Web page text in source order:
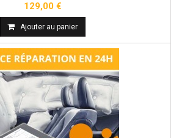
129,00 €
Ajouter au panier